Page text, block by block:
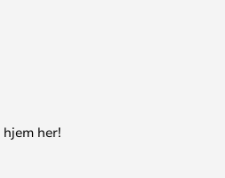
her!